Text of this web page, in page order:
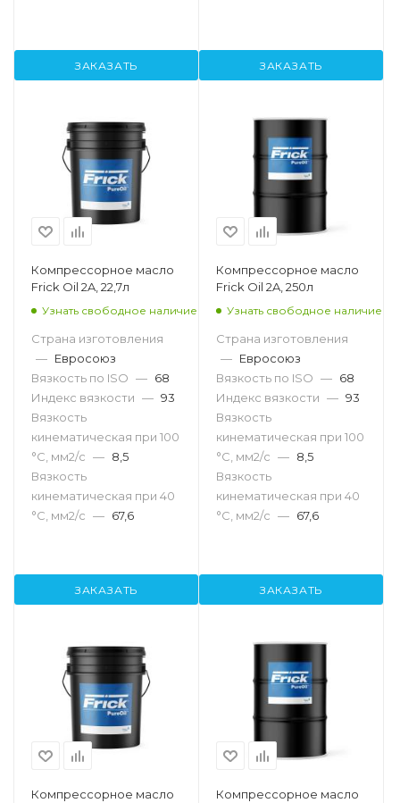
ЗАКАЗАТЬ ЗАКАЗАТЬ
Компрессорное масло
Frick Oil 2A, 22,7л
Узнать свободное наличие
Страна изготовления
— Евросоюз
Вязкость по ISO — 68
Индекс вязкости — 93
Вязкость
кинематическая при 100
°С, мм2/с — 8,5
Вязкость
кинематическая при 40
°С, мм2/с — 67,6
ЗАКАЗАТЬ
Компрессорное масло
Frick Oil 2A, 250л
Узнать свободное наличие
Страна изготовления
— Евросоюз
Вязкость по ISO — 68
Индекс вязкости — 93
Вязкость
кинематическая при 100
°С, мм2/с — 8,5
Вязкость
кинематическая при 40
°С, мм2/с — 67,6
ЗАКАЗАТЬ
Компрессорное масло
Компрессорное масло